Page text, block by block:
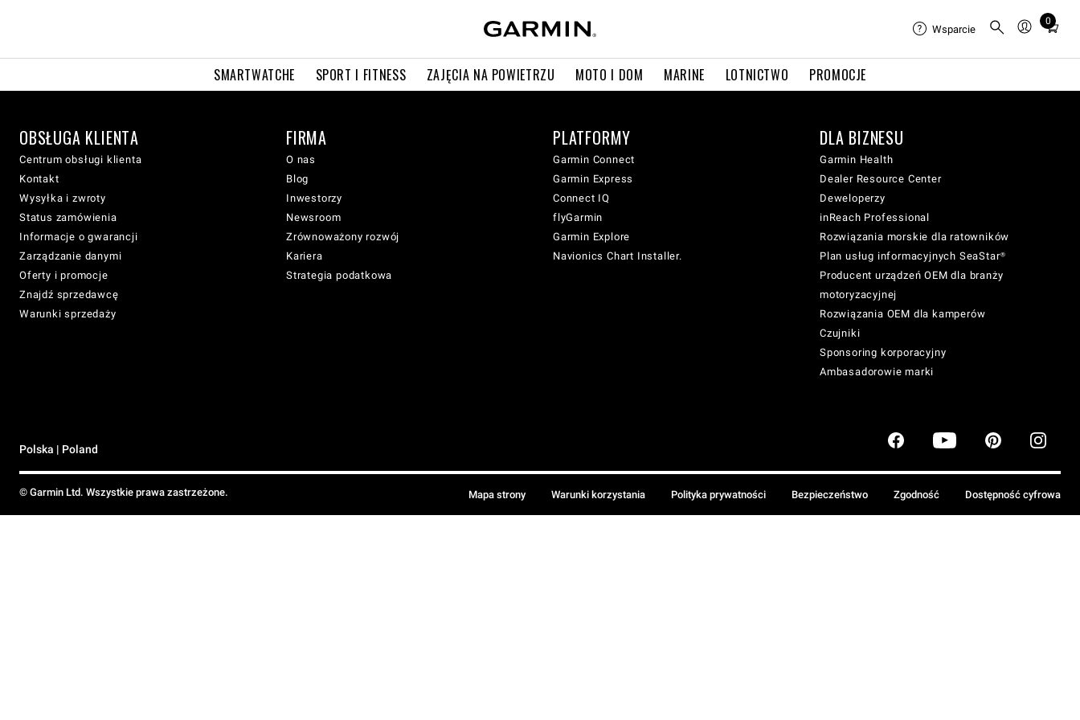
SMARTWATCHE SPORT I FITNESS ZAJĘCIA NA POWIETRZU MOTO I DOM MARINE LOTNICTWO PROMOCJE
Wsparcie
0
Total
cart:
OBSŁUGA KLIENTA
Centrum obsługi klienta
Kontakt
Wysyłka i zwroty
Status zamówienia
Informacje o gwarancji
Zarządzanie danymi
Oferty i promocje
Znajdź sprzedawcę
Warunki sprzedaży
FIRMA
O nas
Blog
Inwestorzy
Newsroom
Zrównoważony rozwój
Kariera
Strategia podatkowa
PLATFORMY
Garmin Connect
Garmin Express
Connect IQ
flyGarmin
Garmin Explore
Navionics Chart Installer.
DLA BIZNESU
Garmin Health
Dealer Resource Center
Deweloperzy
inReach Professional
Rozwiązania morskie dla ratowników
Plan usług informacyjnych SeaStar®
Producent urządzeń OEM dla branży
motoryzacyjnej
Rozwiązania OEM dla kamperów
Czujniki
Sponsoring korporacyjny
Ambasadorowie marki
Polska | Poland
© Garmin Ltd. Wszystkie prawa zastrzeżone. Mapa strony Warunki korzystania Polityka prywatności Bezpieczeństwo Zgodność Dostępność cyfrowa